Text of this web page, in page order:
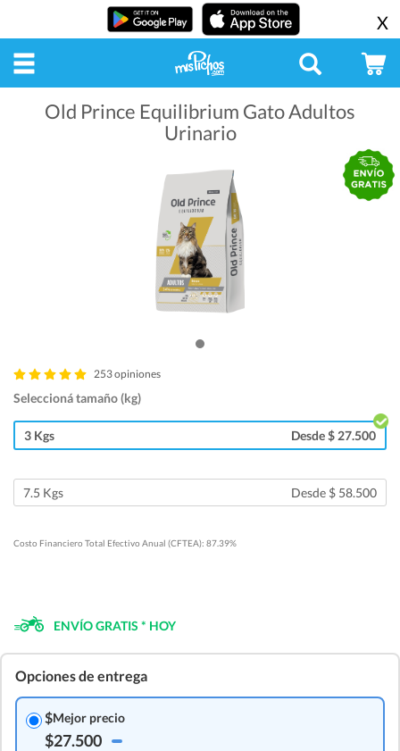
X
Old Prince Equilibrium Gato Adultos
Urinario
253 opiniones
Seleccioná tamaño (kg)
3 Kgs Desde $ 27.500
7.5 Kgs Desde $ 58.500
Costo Financiero Total Efectivo Anual (CFTEA): 87.39%
ENVÍO GRATIS * HOY
Opciones de entrega
$Mejor precio
$27.500